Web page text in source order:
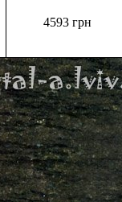
4593 грн